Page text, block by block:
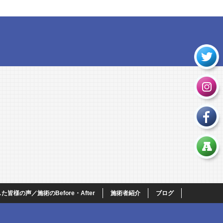
た皆様の声／施術のBefore・After 施術者紹介 ブログ